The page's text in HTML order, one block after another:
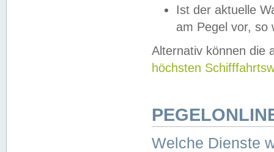
Ist der aktuelle
am Pegel vor,
Alternativ können die
höchsten
Welche Dienste